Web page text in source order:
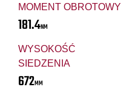
MOMENT OBROTOWY
181.4NM
WYSOKOŚĆ
SIEDZENIA
672MM